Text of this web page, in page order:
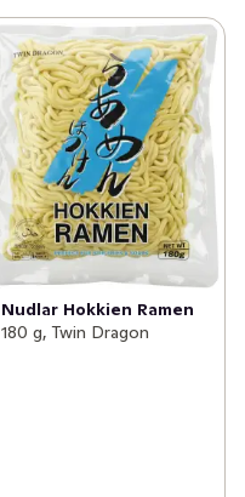
Nudlar Hokkien Ramen
180 g, Twin Dragon